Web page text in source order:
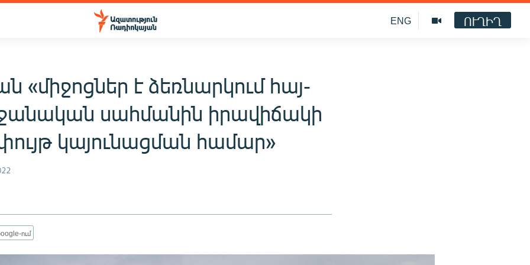
ENG ՈՒՂԻՂ
«միջոցներ է ձեռնարկում հայ-
սահմանին իրավիճակի
կայունացման համար»
ում